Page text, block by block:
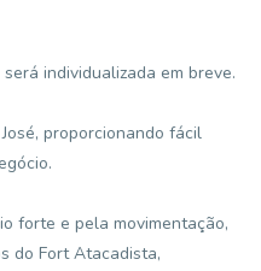
individualizada em breve.
proporcionando fácil
forte e pela movimentação,
do Fort Atacadista,